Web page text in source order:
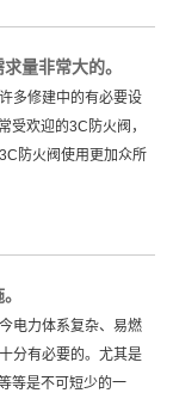
量非常大的。
多修建中的有必要设
受欢迎的3C防火阀，
防火阀使用更加众所
电力体系复杂、易燃
分有必要的。尤其是
等是不可短少的一